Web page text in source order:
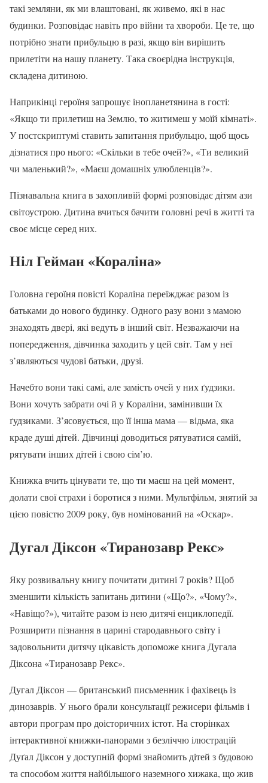
такі земляни, як ми влаштовані, як живемо, які в нас
будинки. Розповідає навіть про війни та хвороби. Це те, що
потрібно знати прибульцю в разі, якщо він вирішить
прилетіти на нашу планету. Така своєрідна інструкція,
складена дитиною.
Наприкінці героїня запрошує інопланетянина в гості:
«Якщо ти прилетиш на Землю, то житимеш у моїй кімнаті».
У постскриптумі ставить запитання прибульцю, щоб щось
дізнатися про нього: «Скільки в тебе очей?», «Ти великий
чи маленький?», «Маєш домашніх улюбленців?».
Пізнавальна книга в захопливій формі розповідає дітям ази
світоустрою. Дитина вчиться бачити головні речі в житті та
своє місце серед них.
Ніл Гейман «Кораліна»
Головна героїня повісті Кораліна переїжджає разом із
батьками до нового будинку. Одного разу вони з мамою
знаходять двері, які ведуть в інший світ. Незважаючи на
попередження, дівчинка заходить у цей світ. Там у неї
з’являються чудові батьки, друзі.
Начебто вони такі самі, але замість очей у них ґудзики.
Вони хочуть забрати очі й у Кораліни, замінивши їх
ґудзиками. З’ясовується, що її інша мама — відьма, яка
краде душі дітей. Дівчинці доводиться рятуватися самій,
рятувати інших дітей і свою сім’ю.
Книжка вчить цінувати те, що ти маєш на цей момент,
долати свої страхи і боротися з ними. Мультфільм, знятий за
цією повістю 2009 року, був номінований на «Оскар».
Дугал Діксон «Тиранозавр Рекс»
Яку розвивальну книгу почитати дитині 7 років? Щоб
зменшити кількість запитань дитини («Що?», «Чому?»,
«Навіщо?»), читайте разом із нею дитячі енциклопедії.
Розширити пізнання в царині стародавнього світу і
задовольнити дитячу цікавість допоможе книга Дугала
Діксона «Тиранозавр Рекс».
Дугал Діксон — британський письменник і фахівець із
динозаврів. У нього брали консультації режисери фільмів і
автори програм про доісторичних істот. На сторінках
інтерактивної книжки-панорами з безліччю ілюстрацій
Дуґал Діксон у доступній формі знайомить дітей з будовою
та способом життя найбільшого наземного хижака, що жив